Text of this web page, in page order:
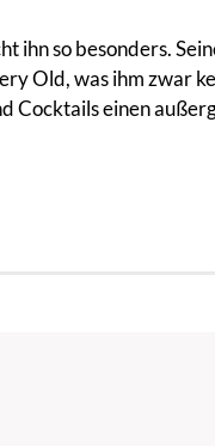
ihn so besonders.
Old, was ihm zwar
Cocktails einen